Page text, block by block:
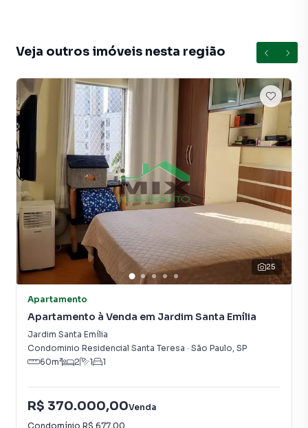
tradicionais. Já vendemos e locamos diversos imóveis em
São Paulo, especialmente em Vila Liviero. Isso porque
campanhas específicas para São Paulo, o que aumenta
muito o número de contatos interessados e tendo como
consequência uma maior chance de vender ou alugar seu
imóvel mais rápido. Contamos também com um time de
programadores, corretores treinados e uma central de
atendimento preparada para atender proprietários e
inquilinos.
Veja outros imóveis nesta região
25
Apartamento
Apartamento à Venda em Jardim Santa Emília
Jardim Santa Emília
Condominio Residencial Santa Teresa · São Paulo, SP
60m² 2 1 1
R$ 370.000,00Venda
Condomínio R$ 677,00